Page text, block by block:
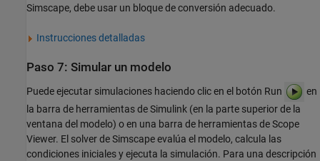
Simscape, debe usar un bloque de conversión adecuado.
Instrucciones detalladas
Paso 7: Simular un modelo
Puede ejecutar simulaciones haciendo clic en el botón Run
en
la barra de herramientas de Simulink (en la parte superior de la
ventana del modelo) o en una barra de herramientas de Scope
Viewer. El solver de Simscape evalúa el modelo, calcula las
condiciones iniciales y ejecuta la simulación. Para una descripción